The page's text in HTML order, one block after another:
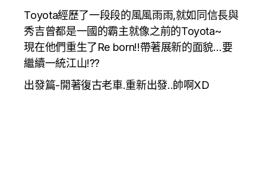
Toyota經歷了一段段的風風雨雨,就如同信長與
秀吉曾都是一國的霸主就像之前的Toyota~
現在他們重生了Re born!!帶著展新的面貌…要
繼續一統江山!??
出發篇-開著復古老車.重新出發..帥啊XD